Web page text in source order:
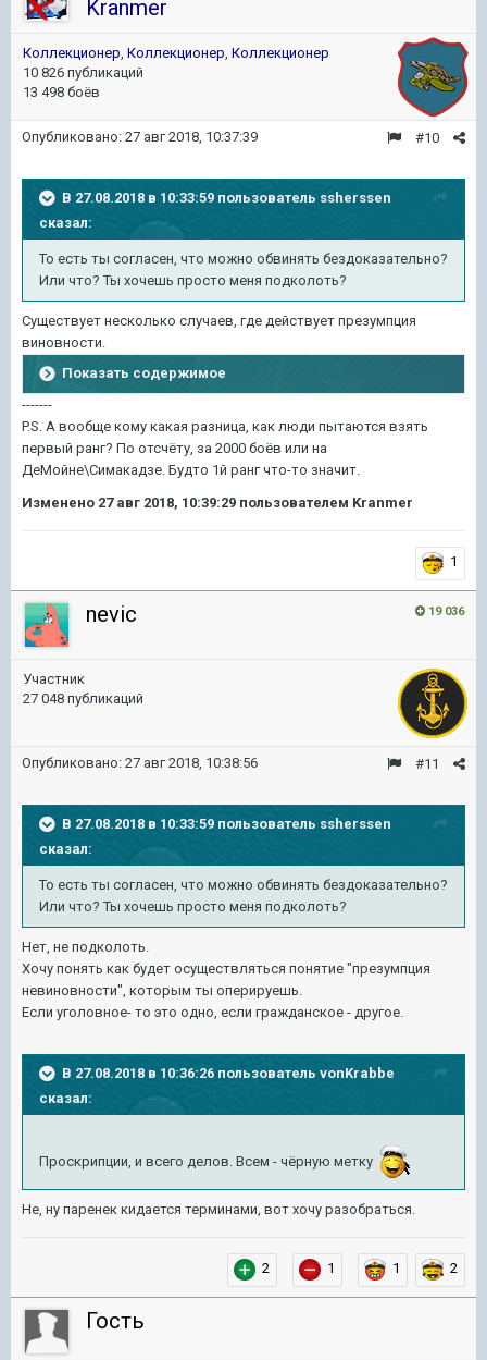
Kranmer
Коллекционер, Коллекционер, Коллекционер
10 826 публикаций
13 498 боёв
#10
Опубликовано: 27 авг 2018, 10:37:39
В 27.08.2018 в 10:33:59 пользователь ssherssen
сказал:
То есть ты согласен, что можно обвинять бездоказательно?
Или что? Ты хочешь просто меня подколоть?
Существует несколько случаев, где действует презумпция
виновности.
Показать содержимое
-------
P.S. А вообще кому какая разница, как люди пытаются взять
первый ранг? По отсчёту, за 2000 боёв или на
ДеМойне\Симакадзе. Будто 1й ранг что-то значит.
Изменено 27 авг 2018, 10:39:29 пользователем Kranmer
1
19 036
nevic
Участник
27 048 публикаций
#11
Опубликовано: 27 авг 2018, 10:38:56
В 27.08.2018 в 10:33:59 пользователь ssherssen
сказал:
То есть ты согласен, что можно обвинять бездоказательно?
Или что? Ты хочешь просто меня подколоть?
Нет, не подколоть.
Хочу понять как будет осуществляться понятие "презумпция
невиновности", которым ты оперируешь.
Если уголовное- то это одно, если гражданское - другое.
В 27.08.2018 в 10:36:26 пользователь vonKrabbe
сказал:
Проскрипции, и всего делов. Всем - чёрную метку
Не, ну паренек кидается терминами, вот хочу разобраться.
2 1 1 2
Гость